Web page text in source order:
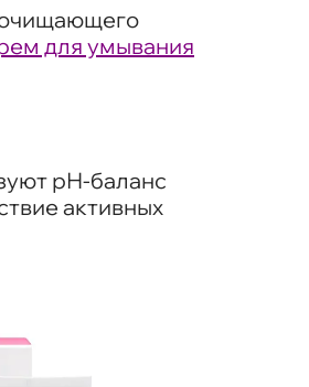
очищающего
для умывания
рН-баланс
активных